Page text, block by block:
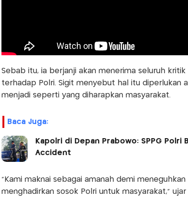
Sebab itu, ia berjanji akan menerima seluruh
terhadap Polri. Sigit menyebut hal itu diperlukan
menjadi seperti yang diharapkan masyarakat.
Baca Juga:
Kapolri di Depan Prabowo: SPPG Polri
Accident
"Kami maknai sebagai amanah demi
menghadirkan sosok Polri untuk masyarakat," ujar